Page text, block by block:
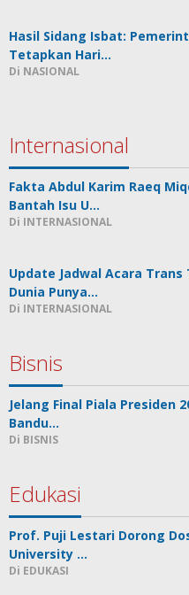
Hasil Sidang Isbat:
Tetapkan Hari…
Di NASIONAL
Internasional
Fakta Abdul Karim Raeq
Bantah Isu U…
Di INTERNASIONAL
Update Jadwal Acara Trans
Dunia Punya…
Di INTERNASIONAL
Bisnis
Jelang Final Piala Presiden
Bandu…
Di BISNIS
Edukasi
Prof. Puji Lestari Dorong
University …
Di EDUKASI